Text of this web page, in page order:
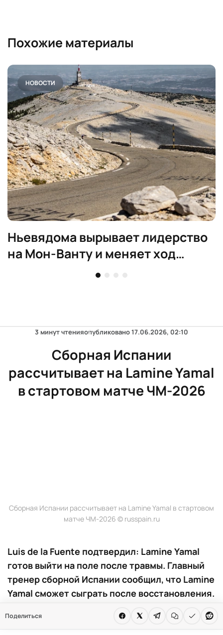
Похожие материалы
НОВОСТИ
Ньевядома вырывает лидерство
на Мон-Ванту и меняет ход
женского Тур де Франс
Поделиться
3 минут чтенияопубликовано17.06.2026, 02:10
Сборная Испании
рассчитывает на Lamine Yamal
в стартовом матче ЧМ-2026
Сборная Испании рассчитывает на Lamine Yamal в стартовом
матче ЧМ-2026 © russpain.ru
Luis de la Fuente подтвердил: Lamine Yamal
готов выйти на поле после травмы. Главный
тренер сборной Испании сообщил, что Lamine
Yamal сможет сыграть после восстановления.
на поле. Решение принято накануне матча с